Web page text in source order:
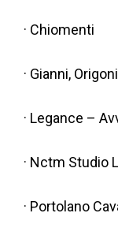
· Chiomenti
· Gianni,
· Legance –
· Nctm Studio
· Portolano